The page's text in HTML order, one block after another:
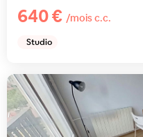
640 € /mois c.c.
Studio